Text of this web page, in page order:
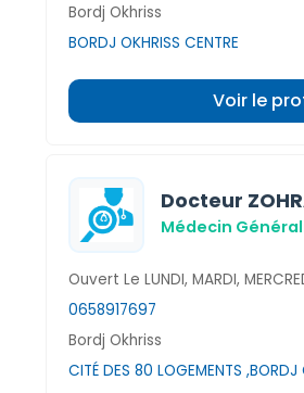
Bordj Okhriss
BORDJ OKHRISS CENTRE
Voir le
Docteur
Médecin
Ouvert Le LUNDI, MARDI,
0658917697
Bordj Okhriss
CITÉ DES 80 LOGEMENTS ,BORDJ